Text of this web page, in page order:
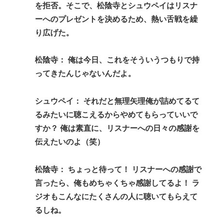
www
『ちいかわ』が巨大”キャラコンテンツ”になった理
由 漫画研究&キャラクター論から紐解く
って何だっけ？
を拒否。そこで、松陰寺とシュウペイはリスナ
ーへのプレゼントを決めるため、熱い舌戦を繰
り広げた。
松陰寺： 俺は今日、これをそういうつもりで持
ってきたんじゃないんだよ。
シュウペイ： それだと無理矢理俺が詰めてるて
るみたいに聴こえるからやめてもらっていいで
すか？ 俺は素直に、リスナーへの日々の感謝を
伝えたいのよ（笑）
松陰寺： ちょっと待って！ リスナーへの感謝で
言ったら、俺もめちゃくちゃ感謝してるよ！ ラ
ジオもこんなにたくさんの人に聴いてもらえて
るしね。